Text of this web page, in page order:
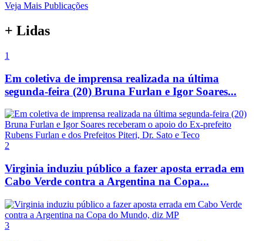
Veja Mais Publicações
+ Lidas
1
Em coletiva de imprensa realizada na última
segunda-feira (20) Bruna Furlan e Igor Soares...
2
Virginia induziu público a fazer aposta errada em
Cabo Verde contra a Argentina na Copa...
3